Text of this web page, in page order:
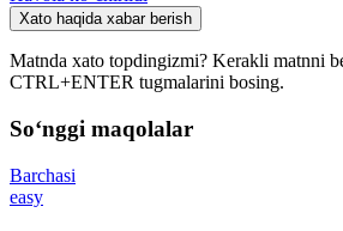
Xato haqida xabar berish
Matnda xato topdingizmi? Kerakli matnni
CTRL+ENTER tugmalarini bosing.
So‘nggi maqolalar
Barchasi
easy